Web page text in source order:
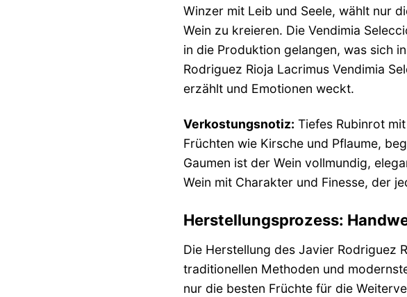
Winzer mit Leib und Seele, wählt nur
Wein zu kreieren. Die Vendimia
in die Produktion gelangen, was sich
Rodriguez Rioja Lacrimus Vendimia
erzählt und Emotionen weckt.
Verkostungsnotiz: Tiefes Rubinrot
Früchten wie Kirsche und Pflaume,
Gaumen ist der Wein vollmundig,
Wein mit Charakter und Finesse, der
Herstellungsprozess:
Die Herstellung des Javier Rodriguez
traditionellen Methoden und
nur die besten Früchte für die